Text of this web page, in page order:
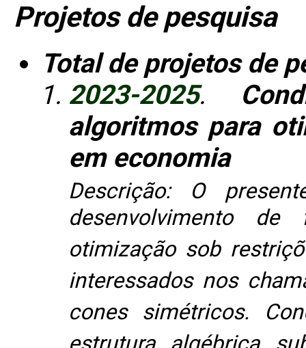
Projetos de pesquisa
Total de projetos de
2023-2025.
algoritmos para
em economia
Descrição: O
desenvolvimento
otimização sob
interessados nos
cones simétricos.